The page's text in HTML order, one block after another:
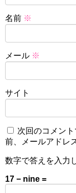
名前 ※
メール ※
サイト
次回のコメン
前、メールアドレ
数字で答えを入力
17 − nine =